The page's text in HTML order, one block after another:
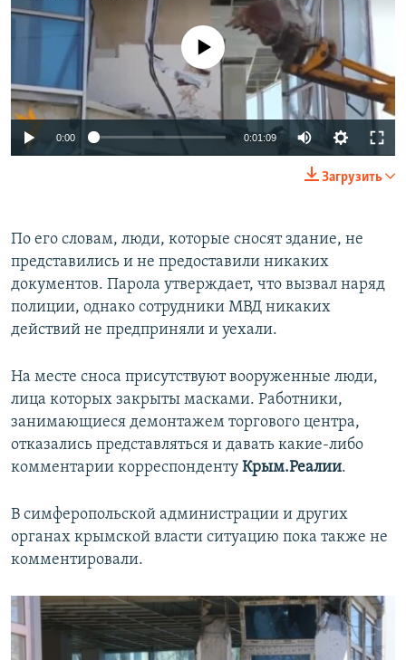
No media source currently available
0:00 0:01:09
Загрузить
По его словам, люди, которые сносят здание, не
представились и не предоставили никаких
документов. Парола утверждает, что вызвал наряд
полиции, однако сотрудники МВД никаких
действий не предприняли и уехали.
На месте сноса присутствуют вооруженные люди,
лица которых закрыты масками. Работники,
занимающиеся демонтажем торгового центра,
отказались представляться и давать какие-либо
комментарии корреспонденту Крым.Реалии.
В симферопольской администрации и других
органах крымской власти ситуацию пока также не
комментировали.